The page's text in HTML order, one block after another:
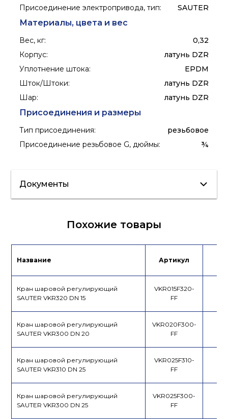
Присоединение электропривода, тип: SAUTER
Материалы, цвета и вес
Вес, кг:
0,32
Корпус:
латунь DZR
Уплотнение штока:
EPDM
Шток/Штоки:
латунь DZR
Шар: латунь DZR
Присоединения и размеры
Тип присоединения:
резьбовое
Присоединение резьбовое G, дюймы: ¾
Документы
Декларация
Инструкция Лист данных
Лист данных
Каталог
продукции
Похожие товары
Название Артикул
Кран шаровой регулирующий
SAUTER VKR320 DN 15
VKR015F320-
FF
Кран шаровой регулирующий
SAUTER VKR300 DN 20
VKR020F300-
FF
Кран шаровой регулирующий
SAUTER VKR310 DN 25
VKR025F310-
FF
Кран шаровой регулирующий
SAUTER VKR300 DN 25
VKR025F300-
FF